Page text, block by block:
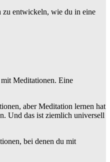
zu entwickeln, wie du in eine
mit Meditationen. Eine
aber Meditation lernen hat
Und das ist ziemlich universell
bei denen du mit